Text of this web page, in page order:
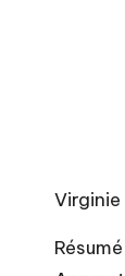
Résumé